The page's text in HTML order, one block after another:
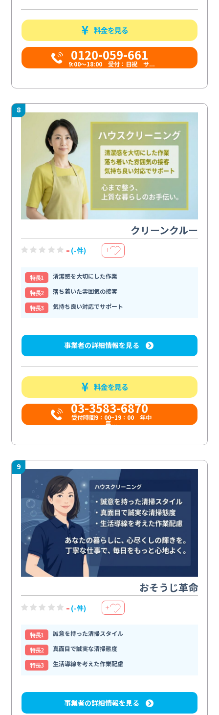
料金を見る
0120-059-661
9:00〜18:00 受付：日祝 サ...
8
クリーンクルー
- (-件) ＋
特⻑1
清潔感を大切にした作業
特⻑2
落ち着いた雰囲気の接客
特⻑3
気持ち良い対応でサポート
事業者の詳細情報を見る
料金を見る
03-3583-6870
受付時間9：00~19：00 年中
無...
9
おそうじ革命
- (-件) ＋
特⻑1
誠意を持った清掃スタイル
特⻑2
真面目で誠実な清掃態度
特⻑3
生活導線を考えた作業配慮
事業者の詳細情報を見る